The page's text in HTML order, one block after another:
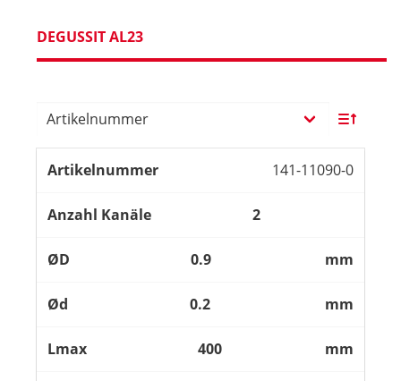
DEGUSSIT AL23
141-11090-0
2
0.9 mm
0.2 mm
400 mm